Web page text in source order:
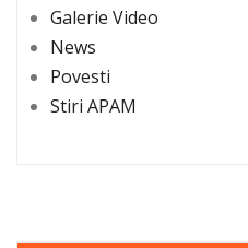
Galerie Video
News
Povesti
Stiri APAM